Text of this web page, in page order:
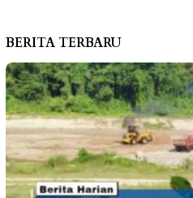
BERITA TERBARU